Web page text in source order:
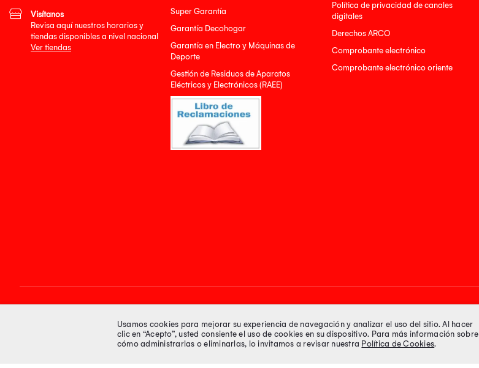
Super Garantía
Garantía Decohogar
Garantía en Electro y Máquinas de
Deporte
Gestión de Residuos de Aparatos
Eléctricos y Electrónicos (RAEE)
Política de privacidad de canales
digitales
Derechos ARCO
Comprobante electrónico
Comprobante electrónico oriente
Visítanos
Revisa aquí nuestros horarios y
tiendas disponibles a nivel nacional
Ver tiendas
Síguenos en Medios de pago
Usamos cookies para mejorar su experiencia de navegación y analizar el uso del sitio. Al hacer
clic en “Acepto”, usted consiente el uso de cookies en su dispositivo. Para más información sobre
cómo administrarlas o eliminarlas, lo invitamos a revisar nuestra Política de Cookies.